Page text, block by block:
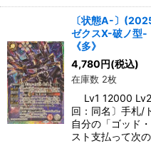
〔状態A-〕
ゼクスX-破ノ型
《多》
4,780 円(税込)
在庫数 2枚
Lv1 12000 Lv2
回：同名〕手札/
自分の「ゴッド
スト支払って次